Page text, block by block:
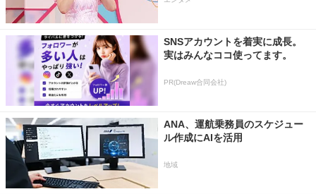
SNSアカウントを着実に成長。
実はみんなココ使ってます。
PR(Dreaw合同会社)
ANA、運航乗務員のスケジュー
ル作成にAIを活用
地域